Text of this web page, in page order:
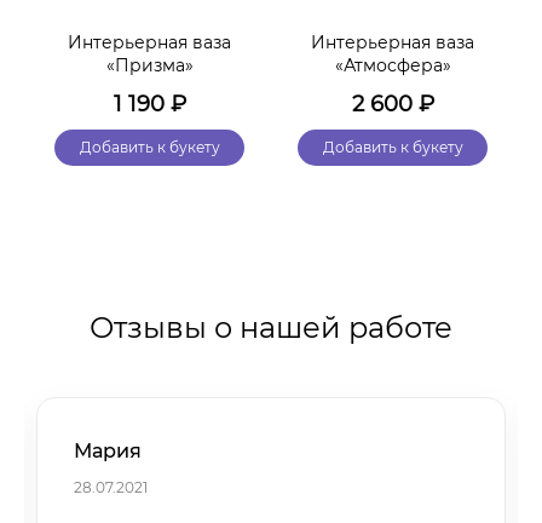
Интерьерная ваза
«Призма»
1 190₽
Добавить к букету
Интерьерная ваза
«Атмосфера»
2 600₽
Добавить к букету
Отзывы о нашей работе
Мария
28.07.2021